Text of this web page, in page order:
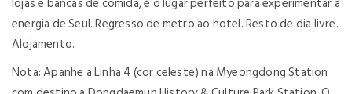
energia de Seul. Regresso de metro ao hotel. Resto de dia livre.
Alojamento.
Nota: Apanhe a Linha 4 (cor celeste) na Myeongdong Station